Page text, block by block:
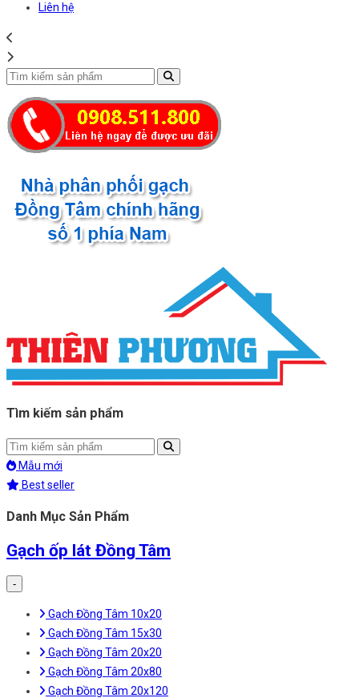
Liên hệ
Tìm kiếm sản phẩm
Mẫu mới
Best seller
Danh Mục Sản Phẩm
Gạch ốp lát Đồng Tâm
-
Gạch Đồng Tâm 10x20
Gạch Đồng Tâm 15x30
Gạch Đồng Tâm 20x20
Gạch Đồng Tâm 20x80
Gạch Đồng Tâm 20x120